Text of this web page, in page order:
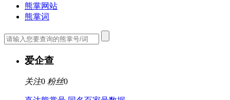
熊掌网站
熊掌词
爱企查
关注0 粉丝0